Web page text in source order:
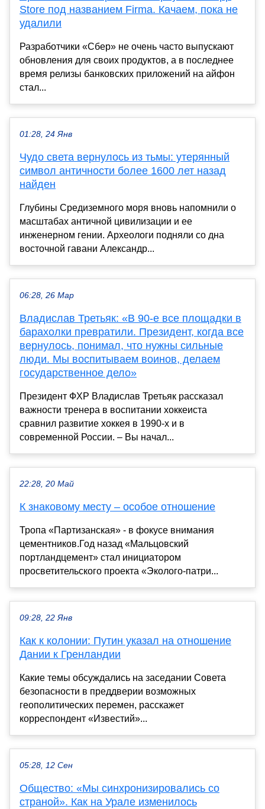
Store под названием Firma. Качаем, пока не
удалили
Разработчики «Сбер» не очень часто выпускают
обновления для своих продуктов, а в последнее
время релизы банковских приложений на айфон
стал...
01:28, 24 Янв
Чудо света вернулось из тьмы: утерянный
символ античности более 1600 лет назад
найден
Глубины Средиземного моря вновь напомнили о
масштабах античной цивилизации и ее
инженерном гении. Археологи подняли со дна
восточной гавани Александр...
06:28, 26 Мар
Владислав Третьяк: «В 90-е все площадки в
барахолки превратили. Президент, когда все
вернулось, понимал, что нужны сильные
люди. Мы воспитываем воинов, делаем
государственное дело»
Президент ФХР Владислав Третьяк рассказал
важности тренера в воспитании хоккеиста
сравнил развитие хоккея в 1990-х и в
современной России. – Вы начал...
22:28, 20 Май
К знаковому месту – особое отношение
Тропа «Партизанская» - в фокусе внимания
цементников.Год назад «Мальцовский
портландцемент» стал инициатором
просветительского проекта «Эколого-патри...
09:28, 22 Янв
Как к колонии: Путин указал на отношение
Дании к Гренландии
Какие темы обсуждались на заседании Совета
безопасности в преддверии возможных
геополитических перемен, расскажет
корреспондент «Известий»...
05:28, 12 Сен
Общество: «Мы синхронизировались со
страной». Как на Урале изменилось